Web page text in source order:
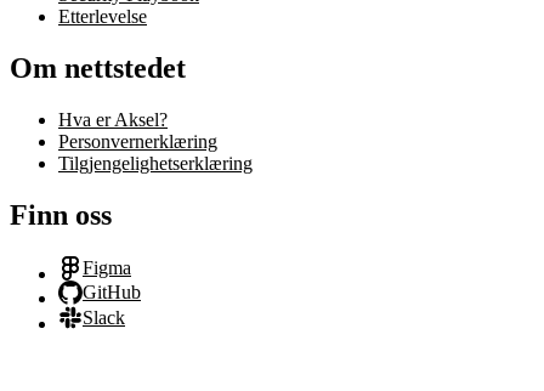
Etterlevelse
Om nettstedet
Hva er Aksel?
Personvernerklæring
Tilgjengelighetserklæring
Finn oss
Figma
GitHub
Slack